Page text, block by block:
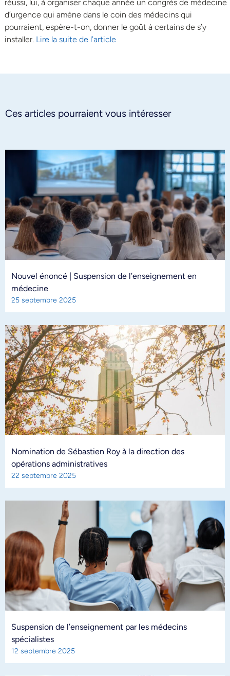
réussi, lui, à organiser chaque année un congrès de médecine
d’urgence qui amène dans le coin des médecins qui
pourraient, espère-t-on, donner le goût à certains de s’y
installer. Lire la suite de l’article
Ces articles pourraient vous intéresser
Nouvel énoncé | Suspension de l’enseignement en
médecine
25 septembre 2025
Nomination de Sébastien Roy à la direction des
opérations administratives
22 septembre 2025
Suspension de l’enseignement par les médecins
spécialistes
12 septembre 2025